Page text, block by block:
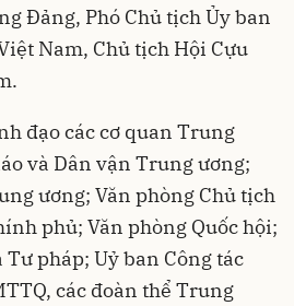
Đảng, Phó Chủ tịch Ủy ban
Nam, Chủ tịch Hội Cựu
đạo các cơ quan Trung
và Dân vận Trung ương;
ương; Văn phòng Chủ tịch
phủ; Văn phòng Quốc hội;
pháp; Uỷ ban Công tác
các đoàn thể Trung